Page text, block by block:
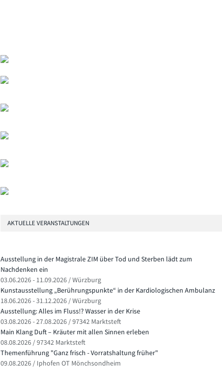
AKTUELLE VERANSTALTUNGEN
Ausstellung in der Magistrale ZIM über Tod und Sterben lädt zum
Nachdenken ein
03.06.2026 - 11.09.2026 / Würzburg
Kunstausstellung „Berührungspunkte“ in der Kardiologischen Ambulanz
18.06.2026 - 31.12.2026 / Würzburg
Ausstellung: Alles im Fluss!? Wasser in der Krise
03.08.2026 - 27.08.2026 / 97342 Marktsteft
Main Klang Duft – Kräuter mit allen Sinnen erleben
08.08.2026 / 97342 Marktsteft
Themenführung "Ganz frisch - Vorratshaltung früher"
09.08.2026 / Iphofen OT Mönchsondheim